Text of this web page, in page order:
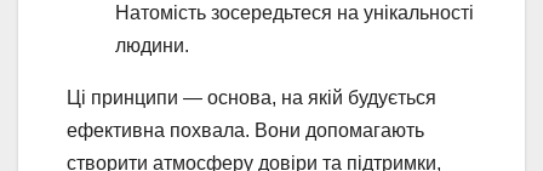
Натомість зосередьтеся на унікальності
людини.
Ці принципи — основа, на якій будується
ефективна похвала. Вони допомагають
створити атмосферу довіри та підтримки,